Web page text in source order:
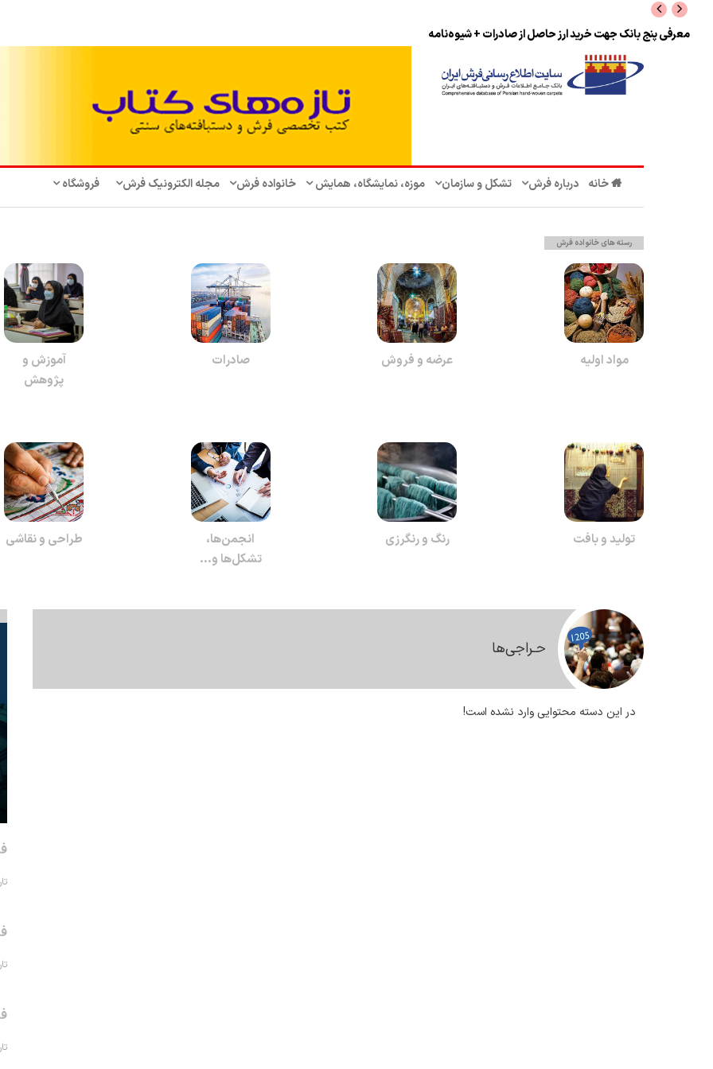
نرخ بازگشت ارز حاصل از صادرات + تکمیلی
خانه درباره فرش تشکل‌ و سازمان‌ موزه، نمایشگاه، همایش‌ خانواده فرش مجله الکترونیک فرش فروشگاه
رسته های خانواده فرش
مواد اولیه
تولید و بافت
عرضه و فروش
رنگ و رنگرزی
صادرات
انجمن‌ها،
تشکل‌ها و...
آموزش و
پژوهش
طراحی و نقاشی
حـراجی‌ها
در این دسته محتوایی وارد نشده است!